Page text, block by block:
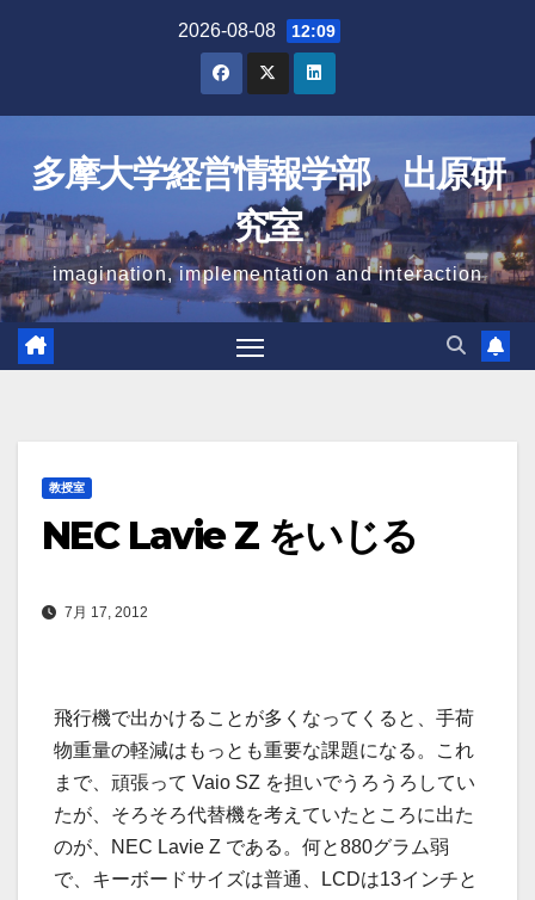
2026-08-08 12:09
多摩大学経営情報学部 出原研
究室
imagination, implementation and interaction
教授室
NEC Lavie Z をいじる
7月 17, 2012
飛行機で出かけることが多くなってくると、手荷
物重量の軽減はもっとも重要な課題になる。これ
まで、頑張って Vaio SZ を担いでうろうろしてい
たが、そろそろ代替機を考えていたところに出た
のが、NEC Lavie Z である。何と880グラム弱
で、キーボードサイズは普通、LCDは13インチと